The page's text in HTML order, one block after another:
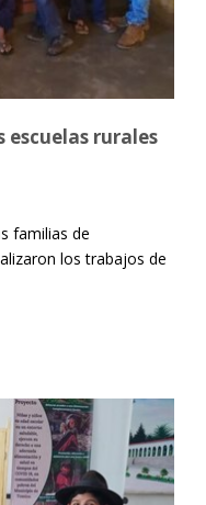
escuelas rurales
familias de
los trabajos de